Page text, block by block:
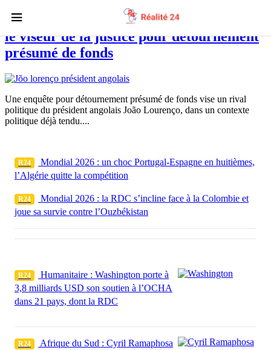
Angola : un rival de João Lourenço dans
le viseur de la justice pour détournement
présumé de fonds
Une enquête pour détournement présumé de fonds vise un rival
politique du président angolais João Lourenço, dans un contexte
politique déjà tendu....
R24
Mondial 2026 : un choc Portugal-Espagne en huitièmes,
l’Algérie quitte la compétition
R24
Mondial 2026 : la RDC s’incline face à la Colombie et
joue sa survie contre l’Ouzbékistan
R24
Humanitaire : Washington porte à
3,8 milliards USD son soutien à l’OCHA
dans 21 pays, dont la RDC
R24
Afrique du Sud : Cyril Ramaphosa